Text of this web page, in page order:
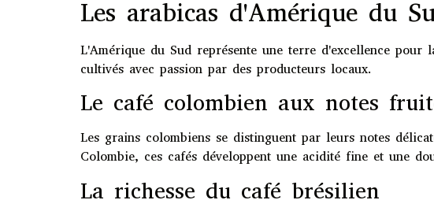
Les arabicas d'Amérique du
L'Amérique du Sud représente une terre d'excellence
cultivés avec passion par des producteurs locaux.
Le café colombien aux notes
Les grains colombiens se distinguent par leurs notes
Colombie, ces cafés développent une acidité fine et une
La richesse du café brésilien